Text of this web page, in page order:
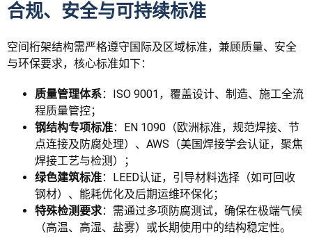
合规、安全与可持续标准
空间桁架结构需严格遵守国际及区域标准，兼顾质量、安全
与环保要求，核心标准如下：
质量管理体系：ISO 9001，覆盖设计、制造、施工全流
程质量管控；
钢结构专项标准：EN 1090（欧洲标准，规范焊接、节
点连接及防腐处理）、AWS（美国焊接学会认证，聚焦
焊接工艺与检测）；
绿色建筑标准：LEED认证，引导材料选择（如可回收
钢材）、能耗优化及后期运维环保化；
特殊检测要求：需通过多项防腐测试，确保在极端气候
（高温、高湿、盐雾）或长期使用中的结构稳定性。